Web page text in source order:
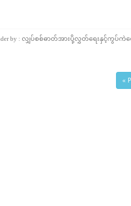
by : လျှပ်စစ်ဓာတ်အားပို့လွှတ်ရေးနှင့်ကွပ်ကဲရေး
«